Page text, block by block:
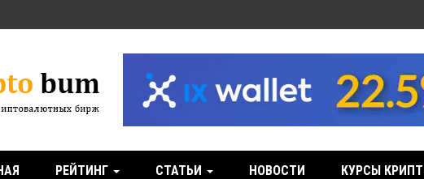
РЕЙТИНГ СТАТЬИ НОВОСТИ КУРСЫ